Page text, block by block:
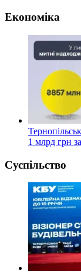
Економіка
1 млрд грн
Суспільство